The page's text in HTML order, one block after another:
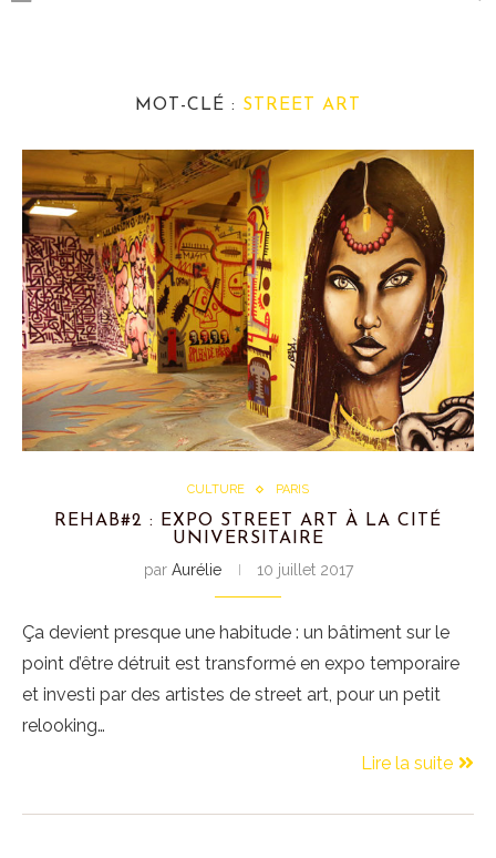
MOT-CLÉ : STREET ART
CULTURE PARIS
REHAB#2 : EXPO STREET ART À LA CITÉ
UNIVERSITAIRE
par Aurélie 10 juillet 2017
Ça devient presque une habitude : un bâtiment sur le
point d’être détruit est transformé en expo temporaire
et investi par des artistes de street art, pour un petit
relooking…
Lire la suite